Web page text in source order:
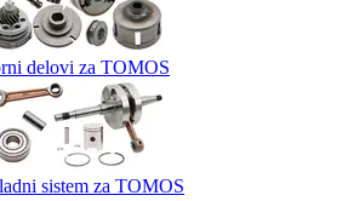
delovi za TOMOS
sistem za TOMOS